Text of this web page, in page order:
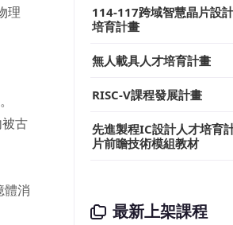
理
古
體消
114-117跨域智慧晶片設
培育計畫
無人載具人才培育計畫
RISC-V課程發展計畫
先進製程IC設計人才培育
片前瞻技術模組教材
最新上架課程